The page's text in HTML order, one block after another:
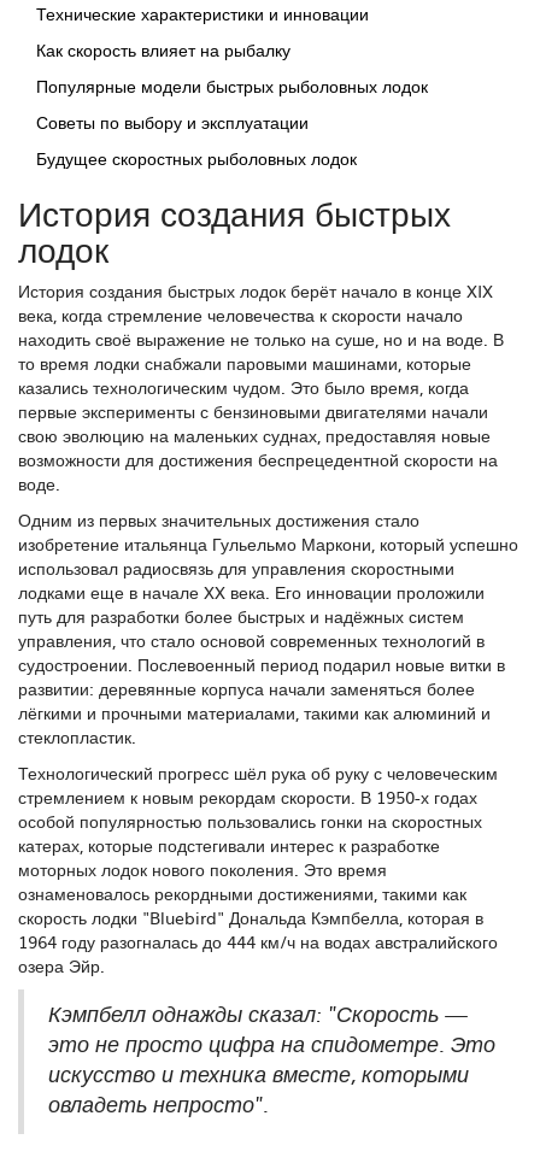
Технические характеристики и инновации
Как скорость влияет на рыбалку
Популярные модели быстрых рыболовных лодок
Советы по выбору и эксплуатации
Будущее скоростных рыболовных лодок
История создания быстрых
лодок
История создания быстрых лодок берёт начало в конце XIX
века, когда стремление человечества к скорости начало
находить своё выражение не только на суше, но и на воде. В
то время лодки снабжали паровыми машинами, которые
казались технологическим чудом. Это было время, когда
первые эксперименты с бензиновыми двигателями начали
свою эволюцию на маленьких суднах, предоставляя новые
возможности для достижения беспрецедентной скорости на
воде.
Одним из первых значительных достижения стало
изобретение итальянца Гульельмо Маркони, который успешно
использовал радиосвязь для управления скоростными
лодками еще в начале XX века. Его инновации проложили
путь для разработки более быстрых и надёжных систем
управления, что стало основой современных технологий в
судостроении. Послевоенный период подарил новые витки в
развитии: деревянные корпуса начали заменяться более
лёгкими и прочными материалами, такими как алюминий и
стеклопластик.
Технологический прогресс шёл рука об руку с человеческим
стремлением к новым рекордам скорости. В 1950-х годах
особой популярностью пользовались гонки на скоростных
катерах, которые подстегивали интерес к разработке
моторных лодок нового поколения. Это время
ознаменовалось рекордными достижениями, такими как
скорость лодки "Bluebird" Дональда Кэмпбелла, которая в
1964 году разогналась до 444 км/ч на водах австралийского
озера Эйр.
Кэмпбелл однажды сказал: "Скорость —
это не просто цифра на спидометре. Это
искусство и техника вместе, которыми
овладеть непросто".